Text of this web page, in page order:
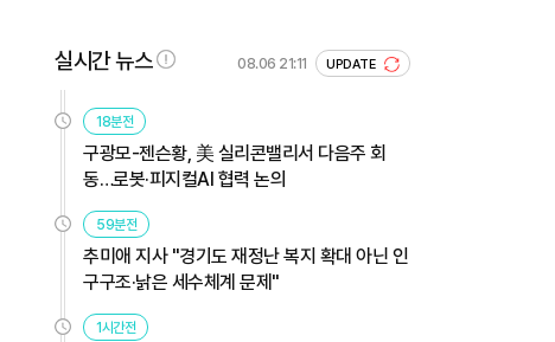
실시간 뉴스 08.06 21:11 UPDATE
18분전
구광모-젠슨황, 美 실리콘밸리서 다음주 회
동…로봇·피지컬AI 협력 논의
59분전
추미애 지사 "경기도 재정난 복지 확대 아닌 인
구구조·낡은 세수체계 문제"
1시간전